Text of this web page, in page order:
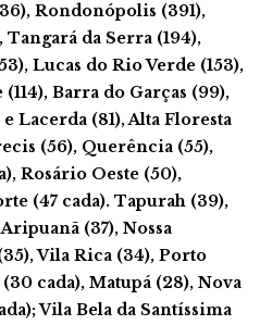
Rondonópolis (391),
da Serra (194),
Lucas do Rio Verde (153),
Barra do Garças (99),
Lacerda (81), Alta Floresta
(56), Querência (55),
Rosário Oeste (50),
(47 cada). Tapurah (39),
(37), Nossa
Vila Rica (34), Porto
cada), Matupá (28), Nova
Vila Bela da Santíssima